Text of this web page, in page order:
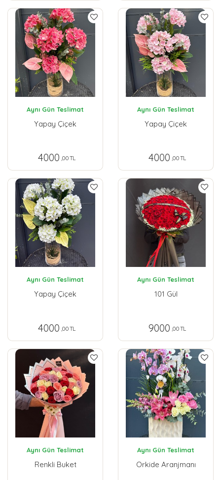
Aynı Gün Teslimat
Yapay Çiçek
4000 ,00 TL
Aynı Gün Teslimat
Yapay Çiçek
4000 ,00 TL
Aynı Gün Teslimat
Yapay Çiçek
4000 ,00 TL
Aynı Gün Teslimat
101 Gül
9000 ,00 TL
Aynı Gün Teslimat
Renkli Buket
Aynı Gün Teslimat
Orkide Aranjmanı